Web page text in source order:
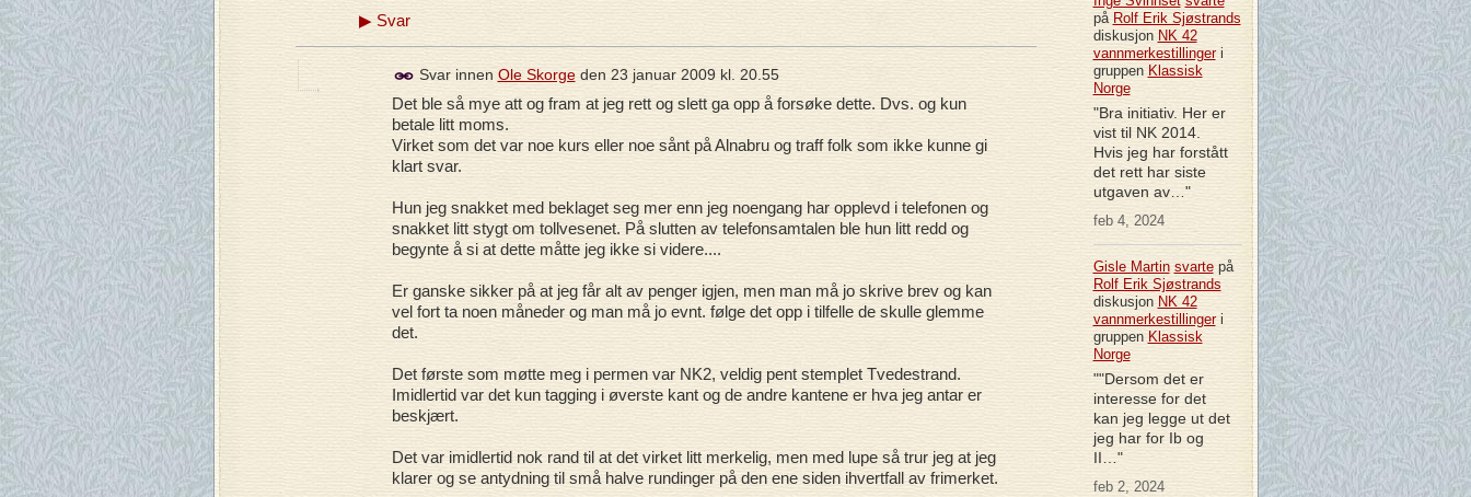
▶Svar
Svar innen Ole Skorgeden 23 januar 2009 kl. 20.55
Det ble så mye att og fram at jeg rett og slett ga opp å forsøke dette. Dvs. og kun
betale litt moms.
Virket som det var noe kurs eller noe sånt på Alnabru og traff folk som ikke kunne gi
klart svar.
Hun jeg snakket med beklaget seg mer enn jeg noengang har opplevd i telefonen og
snakket litt stygt om tollvesenet. På slutten av telefonsamtalen ble hun litt redd og
begynte å si at dette måtte jeg ikke si videre....
Er ganske sikker på at jeg får alt av penger igjen, men man må jo skrive brev og kan
vel fort ta noen måneder og man må jo evnt. følge det opp i tilfelle de skulle glemme
det.
Det første som møtte meg i permen var NK2, veldig pent stemplet Tvedestrand.
Imidlertid var det kun tagging i øverste kant og de andre kantene er hva jeg antar er
beskjært.
Det var imidlertid nok rand til at det virket litt merkelig, men med lupe så trur jeg at jeg
klarer og se antydning til små halve rundinger på den ene siden ihvertfall av frimerket.
på Rolf Erik Sjøstrands
diskusjon NK 42
vannmerkestillingeri
gruppen Klassisk
Norge
"Bra initiativ. Her er
vist til NK 2014.
Hvis jeg har forstått
det rett har siste
utgaven av…"
feb 4, 2024
Gisle Martin svartepå
Rolf Erik Sjøstrands
diskusjon NK 42
vannmerkestillingeri
gruppen Klassisk
Norge
""Dersom det er
interesse for det
kan jeg legge ut det
jeg har for Ib og
II…"
feb 2, 2024